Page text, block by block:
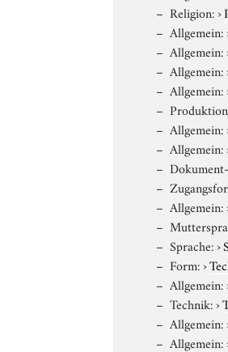
Religion:›
Allgemein:
Allgemein:
Allgemein:
Allgemein:
Allgemein:
Allgemein:
Allgemein:
Sprache:›
Form:›
Allgemein:
Technik:›
Allgemein:
Allgemein: